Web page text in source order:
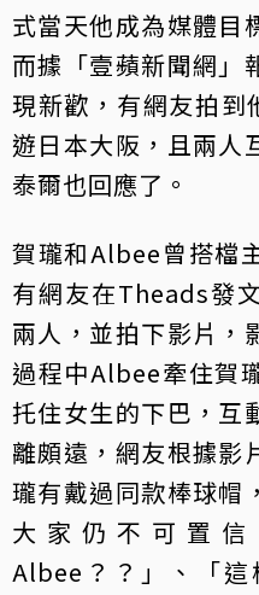
式當天他成為媒體目
而據「壹蘋新聞網」
現新歡，有網友拍到
遊日本大阪，且兩人
泰爾也回應了。
賀瓏和Albee曾搭檔
有網友在Theads發
兩人，並拍下影片，
過程中Albee牽住賀
托住女生的下巴，互
離頗遠，網友根據影
瓏有戴過同款棒球帽
大家仍不可置
Albee？？」、「這